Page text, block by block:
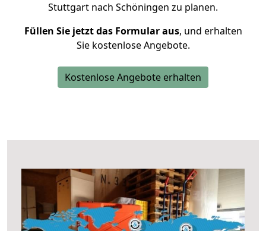
Stuttgart nach Schöningen zu planen.
Füllen Sie jetzt das Formular aus, und erhalten
Sie kostenlose Angebote.
Kostenlose Angebote erhalten